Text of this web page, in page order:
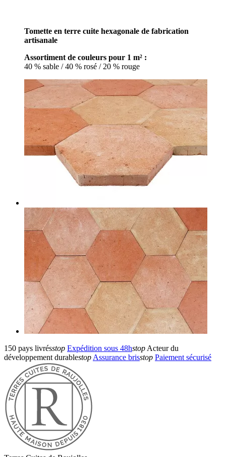
Tomette en terre cuite hexagonale de fabrication
artisanale
Assortiment de couleurs pour 1 m² :
40 % sable / 40 % rosé / 20 % rouge
150 pays livrésstop Expédition sous 48hstop Acteur du
développement durablestop Assurance brisstop Paiement sécurisé